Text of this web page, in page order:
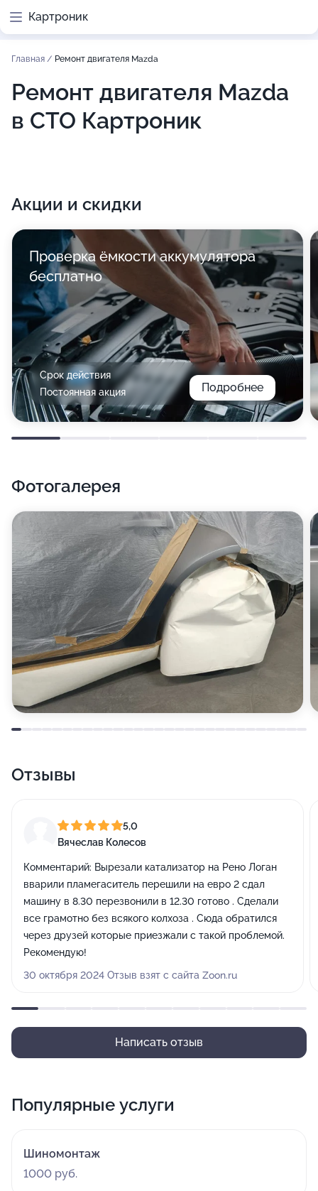
Картроник
Главная / Ремонт двигателя Mazda
Ремонт двигателя Mazda
в СТО Картроник
Акции и скидки
Проверка ёмкости аккумулятора
бесплатно
Срок действия
Постоянная акция
Подробнее
Фотогалерея
Отзывы
5,0
Вячеслав Колесов
Комментарий: Вырезали катализатор на Рено Логан
вварили пламегаситель перешили на евро 2 сдал
машину в 8.30 перезвонили в 12.30 готово . Сделали
все грамотно без всякого колхоза . Сюда обратился
через друзей которые приезжали с такой проблемой.
Рекомендую!
30 октября 2024 Отзыв взят с сайта Zoon.ru
Написать отзыв
Популярные услуги
Шиномонтаж
1000 руб.